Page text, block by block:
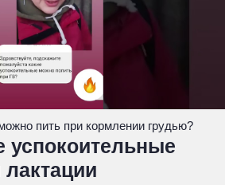
пить при кормлении грудью?
успокоительные